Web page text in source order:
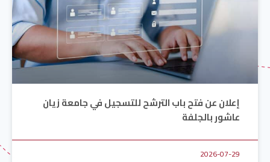
إعلان عن فتح باب الترشح للتسجيل في جامعة زيان
عاشور بالجلفة
2026-07-29